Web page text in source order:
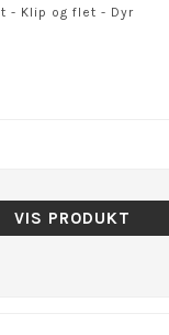
- Klip og flet - Dyr
VIS PRODUKT